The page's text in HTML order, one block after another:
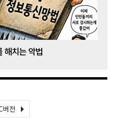
해치는 악법
버전